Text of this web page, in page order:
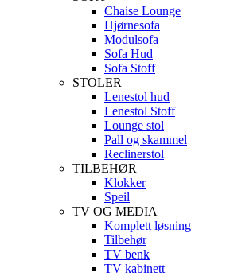
Chaise Lounge
Hjørnesofa
Modulsofa
Sofa Hud
Sofa Stoff
STOLER
Lenestol hud
Lenestol Stoff
Lounge stol
Pall og skammel
Reclinerstol
TILBEHØR
Klokker
Speil
TV OG MEDIA
Komplett løsning
Tilbehør
TV benk
TV kabinett